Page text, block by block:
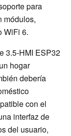
para
módulos,
WiFi 6.
3.5-HMI ESP32
hogar
debería
con el
interfaz de
del usuario,